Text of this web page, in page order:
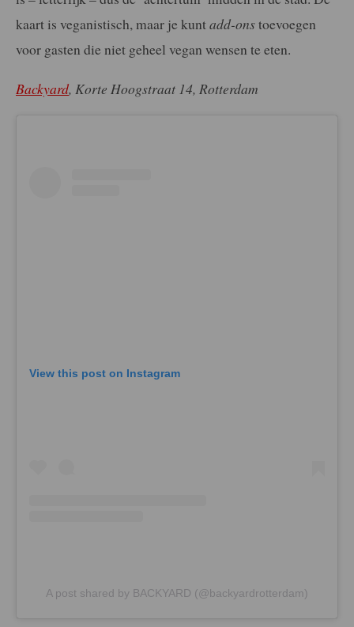
kaart is veganistisch, maar je kuntadd-onstoevoegen
voor gasten die niet geheel vegan wensen te eten.
Backyard, Korte Hoogstraat 14, Rotterdam
View this post on Instagram
A post shared by BACKYARD (@backyardrotterdam)